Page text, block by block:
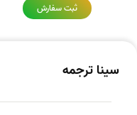
ثبت سفارش
سینا ترجمه